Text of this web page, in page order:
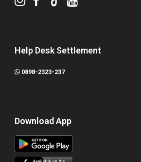
Help Desk Settlement
0898-2323-237
Download App